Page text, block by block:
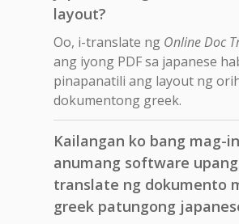
layout?
Oo, i-translate ng Online Doc
ang iyong PDF sa japanese
pinapanatili ang layout ng
dokumentong greek.
Kailangan ko bang mag-
anumang software
translate ng dokumento
greek patungong